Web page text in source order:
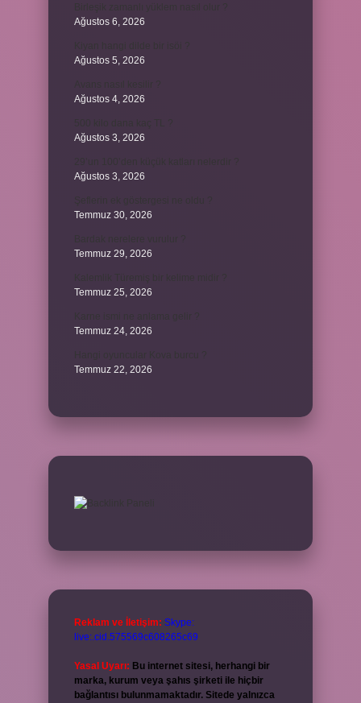
Ağustos 6, 2026
Ağustos 5, 2026
Ağustos 4, 2026
Ağustos 3, 2026
Ağustos 3, 2026
Temmuz 30, 2026
Temmuz 29, 2026
Temmuz 25, 2026
Temmuz 24, 2026
Temmuz 22, 2026
Reklam ve İletişim: Skype:
live:.cid.575569c608265c69
Yasal Uyarı: Bu internet sitesi, herhangi bir
marka, kurum veya şahıs şirketi ile hiçbir
bağlantısı bulunmamaktadır. Sitede yalnızca